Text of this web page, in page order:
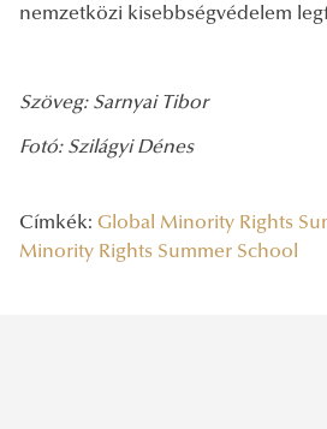
nemzetközi kisebbségvédelem
Szöveg: Sarnyai Tibor
Fotó: Szilágyi Dénes
Címkék: Global Minority Rights
Minority Rights Summer School